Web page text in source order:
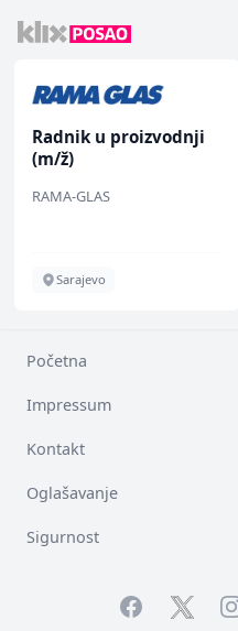
Radnik u proizvodnji
(m/ž)
RAMA-GLAS
Sarajevo
Početna
Impressum
Kontakt
Oglašavanje
Sigurnost
FacebookTwitter